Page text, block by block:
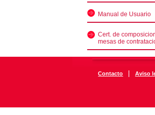
Manual de Usuario
Cert. de
mesas de
Contacto | Aviso